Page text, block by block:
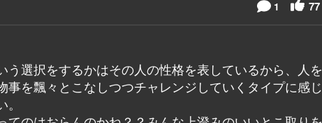
77
1
選択をするかはその人の性格を表しているから、人を
を飄々とこなしつつチャレンジしていくタイプに感じ